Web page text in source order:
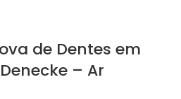
de Dentes em
– Ar